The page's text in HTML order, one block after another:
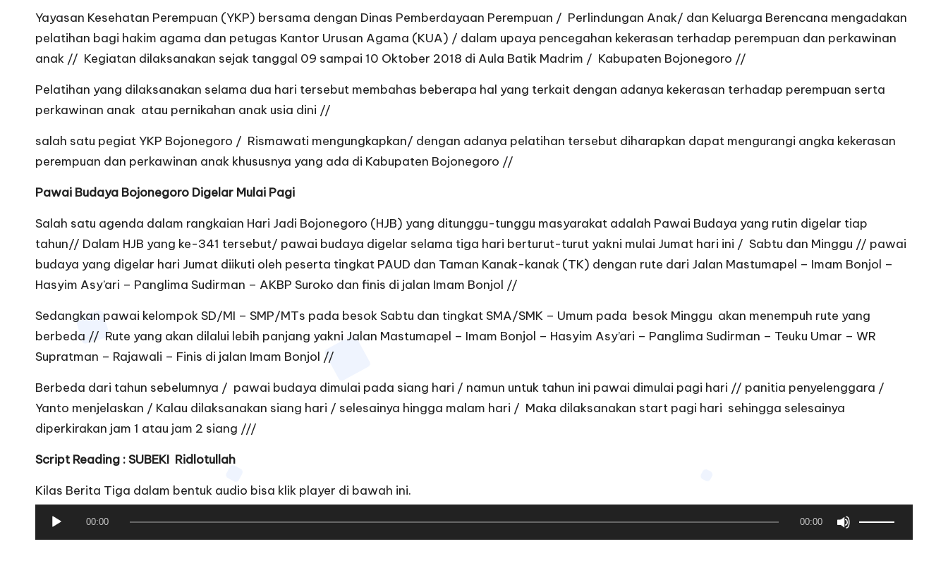
Yayasan Kesehatan Perempuan (YKP) bersama dengan Dinas Pemberdayaan Perempuan / Perlindungan Anak/ dan Keluarga Berencana mengadakan
pelatihan bagi hakim agama dan petugas Kantor Urusan Agama (KUA) / dalam upaya pencegahan kekerasan terhadap perempuan dan perkawinan
anak // Kegiatan dilaksanakan sejak tanggal 09 sampai 10 Oktober 2018 di Aula Batik Madrim / Kabupaten Bojonegoro //
Pelatihan yang dilaksanakan selama dua hari tersebut membahas beberapa hal yang terkait dengan adanya kekerasan terhadap perempuan serta
perkawinan anak atau pernikahan anak usia dini //
salah satu pegiat YKP Bojonegoro / Rismawati mengungkapkan/ dengan adanya pelatihan tersebut diharapkan dapat mengurangi angka kekerasan
perempuan dan perkawinan anak khususnya yang ada di Kabupaten Bojonegoro //
Pawai Budaya Bojonegoro Digelar Mulai Pagi
Salah satu agenda dalam rangkaian Hari Jadi Bojonegoro (HJB) yang ditunggu-tunggu masyarakat adalah Pawai Budaya yang rutin digelar tiap
tahun// Dalam HJB yang ke-341 tersebut/ pawai budaya digelar selama tiga hari berturut-turut yakni mulai Jumat hari ini / Sabtu dan Minggu // pawai
budaya yang digelar hari Jumat diikuti oleh peserta tingkat PAUD dan Taman Kanak-kanak (TK) dengan rute dari Jalan Mastumapel – Imam Bonjol –
Hasyim Asy’ari – Panglima Sudirman – AKBP Suroko dan finis di jalan Imam Bonjol //
Sedangkan pawai kelompok SD/MI – SMP/MTs pada besok Sabtu dan tingkat SMA/SMK – Umum pada besok Minggu akan menempuh rute yang
berbeda // Rute yang akan dilalui lebih panjang yakni Jalan Mastumapel – Imam Bonjol – Hasyim Asy’ari – Panglima Sudirman – Teuku Umar – WR
Supratman – Rajawali – Finis di jalan Imam Bonjol //
Berbeda dari tahun sebelumnya / pawai budaya dimulai pada siang hari / namun untuk tahun ini pawai dimulai pagi hari // panitia penyelenggara /
Yanto menjelaskan / Kalau dilaksanakan siang hari / selesainya hingga malam hari / Maka dilaksanakan start pagi hari sehingga selesainya
diperkirakan jam 1 atau jam 2 siang ///
Script Reading : SUBEKI Ridlotullah
Kilas Berita Tiga dalam bentuk audio bisa klik player di bawah ini.
e
00:00 00:00